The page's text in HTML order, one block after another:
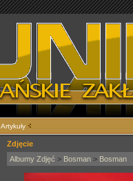
Artykuły
Zdjęcie
Albumy Zdjęć > Bosman > Bosman